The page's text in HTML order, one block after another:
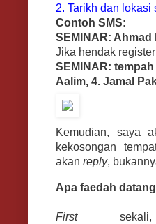
2. Tarikh dan
Contoh SMS:
SEMINAR:
Jika hendak
SEMINAR:
Aalim, 4. Jamal
Kemudian, saya
kekosongan
akan reply,
Apa faedah
Firstsekali,